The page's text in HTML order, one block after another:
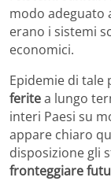
modo adeguato
erano i sistemi
economici.
Epidemie di
feritea lungo
interi Paesi su
appare chiaro
disposizione gli
fronteggiare